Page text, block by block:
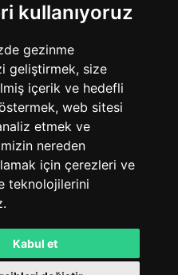
kullanıyoruz
gezinme
geliştirmek, size
içerik ve hedefli
web sitesi
etmek ve
nereden
için çerezleri ve
teknolojilerini
Kabul et